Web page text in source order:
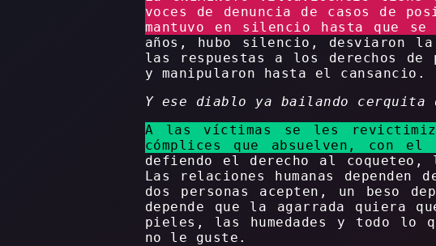
voces de denuncia de casos de
mantuvo en silencio hasta que
años, hubo silencio, desviaron
las respuestas a los derechos de
y manipularon hasta el cansancio.
Y ese diablo ya bailando
A las víctimas se les revictimiza
cómplices que absuelven, con
defiendo el derecho al
Las relaciones humanas
dos personas acepten, un beso
depende que la agarrada quiera
pieles, las humedades y todo lo
no le guste.